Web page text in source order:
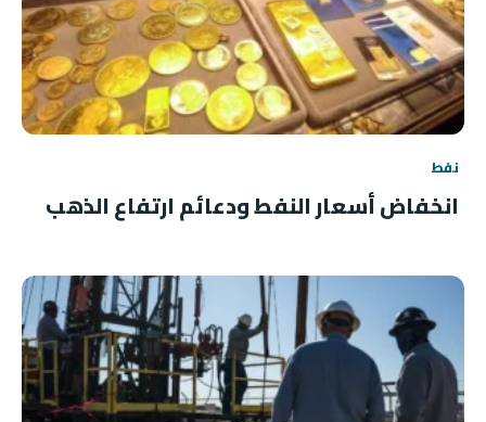
نفط
انخفاض أسعار النفط ودعائم ارتفاع الذهب